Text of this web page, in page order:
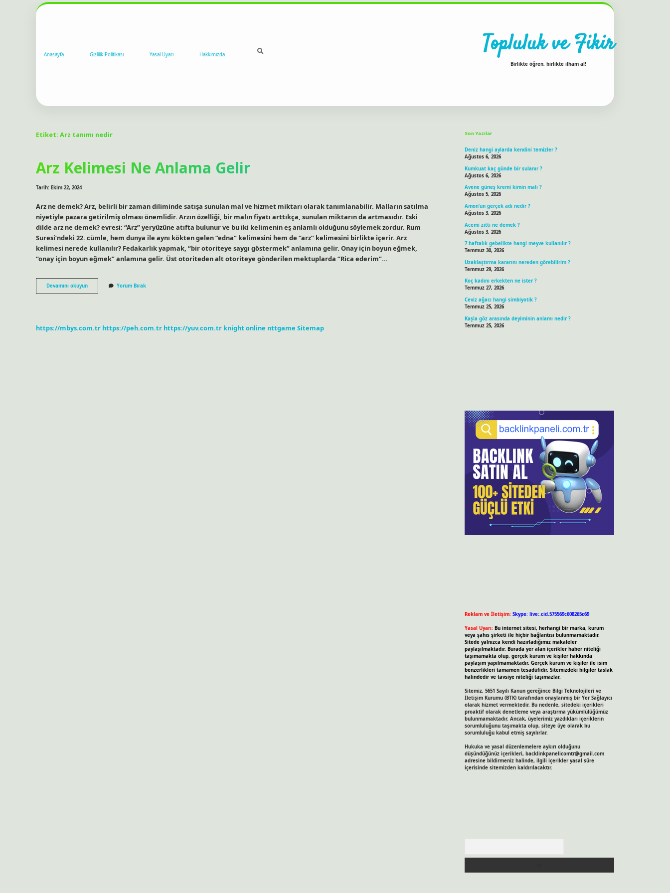
Anasayfa Gizlilik Politikası Yasal Uyarı Hakkımızda Topluluk ve Fikir
Birlikte öğren, birlikte ilham al!
Etiket: Arz tanımı nedir
Arz Kelimesi Ne Anlama Gelir
Tarih: Ekim 22, 2024
Arz ne demek? Arz, belirli bir zaman diliminde satışa sunulan mal ve hizmet miktarı olarak tanımlanabilir. Malların satılma
niyetiyle pazara getirilmiş olması önemlidir. Arzın özelliği, bir malın fiyatı arttıkça, sunulan miktarın da artmasıdır. Eski
dilde arz ne demek? evresi; “Arz” yeryüzüne atıfta bulunur ve bu iki kelimenin eş anlamlı olduğunu söylemek zordur. Rum
Suresi’ndeki 22. cümle, hem dunya ile aynı kökten gelen “edna” kelimesini hem de “arz” kelimesini birlikte içerir. Arz
kelimesi nerede kullanılır? Fedakarlık yapmak, “bir otoriteye saygı göstermek” anlamına gelir. Onay için boyun eğmek,
“onay için boyun eğmek” anlamına gelir. Üst otoriteden alt otoriteye gönderilen mektuplarda “Rica ederim”…
Devamını okuyunArz
Kelimesi
Yorum Bırak
https://mbys.com.tr https://peh.com.tr https://yuv.com.tr knight online nttgame Sitemap
Son Yazılar
Deniz hangi aylarda kendini temizler ?
Ağustos 6, 2026
Kumkuat kaç günde bir sulanır ?
Ağustos 6, 2026
Avene güneş kremi kimin malı ?
Ağustos 5, 2026
Amon’un gerçek adı nedir ?
Ağustos 3, 2026
Acemi zıttı ne demek ?
Ağustos 3, 2026
7 haftalık gebelikte hangi meyve kullanılır ?
Temmuz 30, 2026
Uzaklaştırma kararını nereden görebilirim ?
Temmuz 29, 2026
Koç kadını erkekten ne ister ?
Temmuz 27, 2026
Ceviz ağacı hangi simbiyotik ?
Temmuz 25, 2026
Kaşla göz arasında deyiminin anlamı nedir ?
Temmuz 25, 2026
Reklam ve İletişim: Skype: live:.cid.575569c608265c69
Yasal Uyarı: Bu internet sitesi, herhangi bir marka, kurum
veya şahıs şirketi ile hiçbir bağlantısı bulunmamaktadır.
Sitede yalnızca kendi hazırladığımız makaleler
paylaşılmaktadır. Burada yer alan içerikler haber niteliği
taşımamakta olup, gerçek kurum ve kişiler hakkında
paylaşım yapılmamaktadır. Gerçek kurum ve kişiler ile isim
benzerlikleri tamamen tesadüfidir. Sitemizdeki bilgiler taslak
halindedir ve tavsiye niteliği taşımazlar.
Sitemiz, 5651 Sayılı Kanun gereğince Bilgi Teknolojileri ve
İletişim Kurumu (BTK) tarafından onaylanmış bir Yer Sağlayıcı
olarak hizmet vermektedir. Bu nedenle, sitedeki içerikleri
proaktif olarak denetleme veya araştırma yükümlülüğümüz
bulunmamaktadır. Ancak, üyelerimiz yazdıkları içeriklerin
sorumluluğunu taşımakta olup, siteye üye olarak bu
sorumluluğu kabul etmiş sayılırlar.
Hukuka ve yasal düzenlemelere aykırı olduğunu
düşündüğünüz içerikleri, backlinkpanelicomtr@gmail.com
adresine bildirmeniz halinde, ilgili içerikler yasal süre
içerisinde sitemizden kaldırılacaktır.